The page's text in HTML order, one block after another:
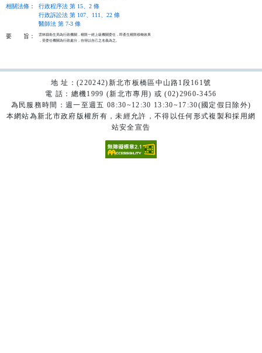
相關法條 ：
行政程序法 第 15、2 條
行政訴訟法 第 107、111、22 條
醫師法 第 7-3 條
要
旨：
雲林縣衛生局為行政機關，權限一經上級機關委任，即產生權限移轉效果
，受委任機關為行政處分，自得以自己之名義為之。
地 址：(220242)新北市板橋區中山路1段161號
電 話：總機1999 (新北市專用) 或 (02)2960-3456
為民服務時間：週一至週五 08:30~12:30 13:30~17:30(國定假日除外)
本網站為新北市政府版權所有，未經允許，不得以任何形式複製和採用網
站安全宣告